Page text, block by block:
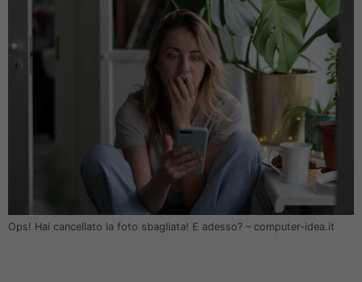
Ops! Hai cancellato la foto sbagliata! E adesso? – computer-idea.it